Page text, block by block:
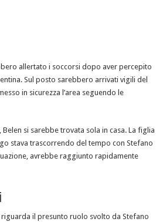
allertato i soccorsi dopo aver percepito
Sul posto sarebbero arrivati vigili del
in sicurezza l’area seguendo le
si sarebbe trovata sola in casa. La figlia
stava trascorrendo del tempo con Stefano
avrebbe raggiunto rapidamente
il presunto ruolo svolto da Stefano